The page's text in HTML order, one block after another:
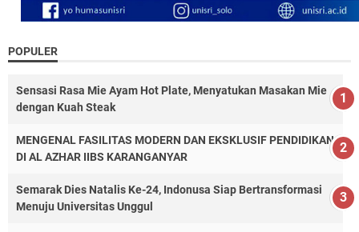
POPULER
Sensasi Rasa Mie Ayam Hot Plate, Menyatukan Masakan Mie
dengan Kuah Steak
MENGENAL FASILITAS MODERN DAN EKSKLUSIF PENDIDIKAN
DI AL AZHAR IIBS KARANGANYAR
Semarak Dies Natalis Ke-24, Indonusa Siap Bertransformasi
Menuju Universitas Unggul